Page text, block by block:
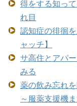
得をする知っ
れ目
認知症の徘徊
ャッチ】
サ高住とアパ
みる
薬の飲み忘れ
～服薬支援機